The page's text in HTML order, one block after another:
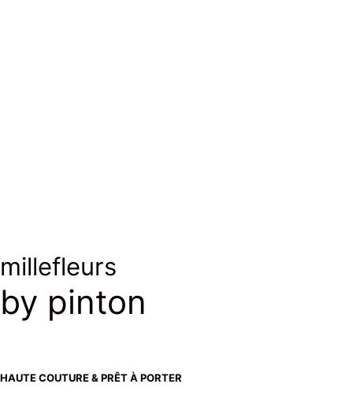
millefleurs
by pinton
HAUTE COUTURE & PRÊT À PORTER